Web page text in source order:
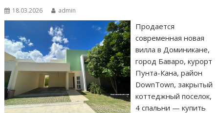
18.03.2026 admin
Продается
современная новая
вилла в Доминикане,
город Баваро, курорт
Пунта-Кана, район
DownTown, закрытый
коттеджный поселок,
4 спальни — купить